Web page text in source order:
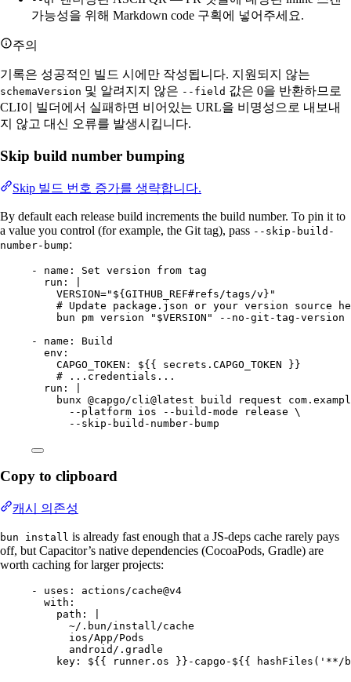
가능성을 위해 Markdown code 구획에 넣어주세요.
주의
기록은 성공적인 빌드 시에만 작성됩니다. 지원되지 않는
schemaVersion 및 알려지지 않은 --field 값은 0을 반환하므로
CLI이 빌더에서 실패하면 비어있는 URL을 비명성으로 내보내
지 않고 대신 오류를 발생시킵니다.
Skip build number bumping
Skip 빌드 번호 증가를 생략합니다.
By default each release build increments the build number. To pin it to
a value you control (for example, the Git tag), pass --skip-build-
number-bump:
- name : Set version from tag
run :
VERSION="${GITHUB_REF#refs/tags/v}"
# Update package.json or your version source
bun pm version "$VERSION" --no-git-tag-version
- name : Build
env :
CAPGO_TOKEN : ${{ secrets.CAPGO_TOKEN }}
# ...credentials...
run :
bunx @capgo/cli@latest build request
--platform ios --build-mode release \
--skip-build-number-bump
Copy to clipboard
캐시 의존성
bun install is already fast enough that a JS-deps cache rarely pays
off, but Capacitor’s native dependencies (CocoaPods, Gradle) are
worth caching for larger projects:
- uses : actions/cache@v4
with :
path :
~/.bun/install/cache
ios/App/Pods
android/.gradle
key : ${{ runner.os }}-capgo-${{